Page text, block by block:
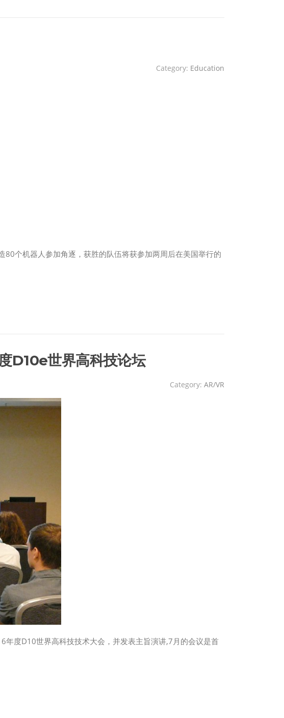
Category: Education
个机器人参加角逐，获胜的队伍将获参加两周后在美国举行的
D10e世界高科技论坛
Category: AR/VR
度D10世界高科技技术大会，并发表主旨演讲,7月的会议是首